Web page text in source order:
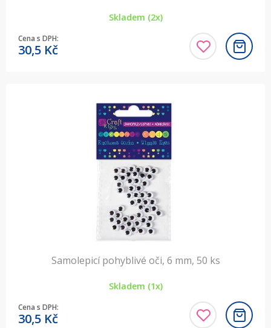
Skladem (2x)
Cena s DPH:
30,5 Kč
Samolepicí pohyblivé oči, 6 mm, 50 ks
Skladem (1x)
Cena s DPH:
30,5 Kč